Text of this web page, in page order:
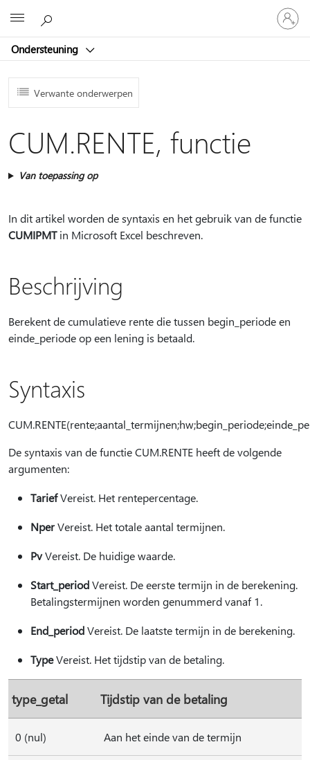
Ondersteuning
Meld
je
aan
je
Verwante onderwerpen
CUM.RENTE, functie
Van toepassing op
In dit artikel worden de syntaxis en het gebruik van de functie
CUMIPMTin Microsoft Excel beschreven.
Beschrijving
Berekent de cumulatieve rente die tussen begin_periode en
einde_periode op een lening is betaald.
Syntaxis
De syntaxis van de functie CUM.RENTE heeft de volgende
argumenten:
TariefVereist. Het rentepercentage.
NperVereist. Het totale aantal termijnen.
PvVereist. De huidige waarde.
Start_periodVereist. De eerste termijn in de berekening.
Betalingstermijnen worden genummerd vanaf 1.
End_periodVereist. De laatste termijn in de berekening.
TypeVereist. Het tijdstip van de betaling.
type_getal Tijdstip van de betaling
0 (nul) Aan het einde van de termijn